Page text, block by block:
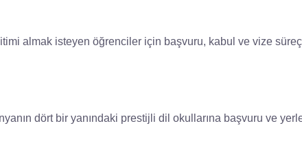
almak isteyen öğrenciler için başvuru, kabul ve vize
dört bir yanındaki prestijli dil okullarına başvuru ve